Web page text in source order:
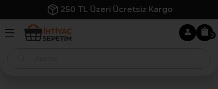
İlk Siparişe Özel %10 İndirim
0